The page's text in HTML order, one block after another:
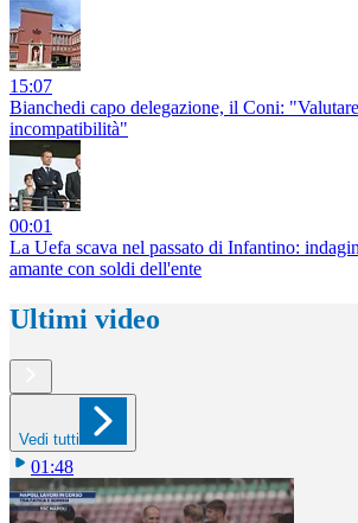
15:07
Bianchedi capo delegazione, il Coni:
incompatibilità"
00:01
La Uefa scava nel passato di Infantino:
amante con soldi dell'ente
Ultimi video
Vedi tutti
01:48